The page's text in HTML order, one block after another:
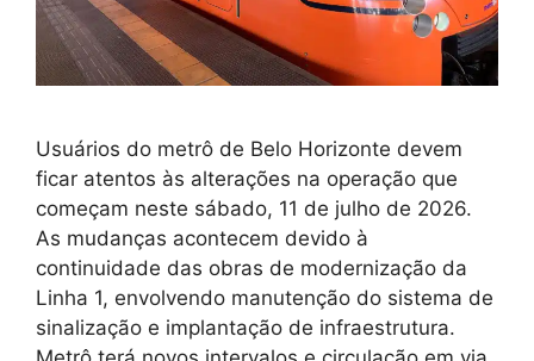
Usuários do metrô de Belo Horizonte devem
ficar atentos às alterações na operação que
começam neste sábado, 11 de julho de 2026.
As mudanças acontecem devido à
continuidade das obras de modernização da
Linha 1, envolvendo manutenção do sistema de
sinalização e implantação de infraestrutura.